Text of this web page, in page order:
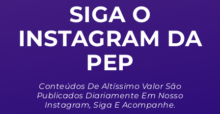
SIGA O
INSTAGRAM DA
PEP
Conteúdos De Altíssimo Valor São
Publicados Diariamente Em Nosso
Instagram, Siga E Acompanhe.